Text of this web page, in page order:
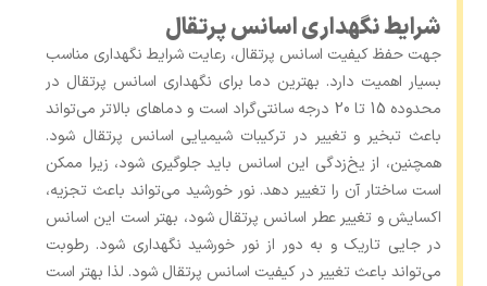
شرایط نگهداری اسانس پرتقال
جهت حفظ کیفیت اسانس پرتقال، رعایت شرایط نگهداری مناسب
بسیار اهمیت دارد. بهترین دما برای نگهداری اسانس‌ پرتقال در
محدوده 15 تا 20 درجه سانتی‌گراد است و دماهای بالاتر می‌تواند
باعث تبخیر و تغییر در ترکیبات شیمیایی اسانس پرتقال شود.
همچنین، از یخ‌زدگی این اسانس باید جلوگیری شود، زیرا ممکن
است ساختار آن را تغییر دهد. نور خورشید می‌تواند باعث تجزیه،
اکسایش و تغییر عطر اسانس پرتقال شود، بهتر است این اسانس
در جایی تاریک و به دور از نور خورشید نگهداری شود. رطوبت
می‌تواند باعث تغییر در کیفیت اسانس پرتقال شود. لذا بهتر است